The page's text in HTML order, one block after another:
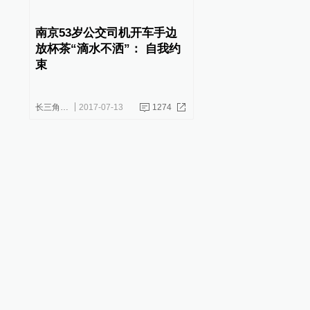
南京53岁公交司机开车手边
放杯茶“滴水不洒”： 自我约
束
长三角政商 2017-07-13 1274